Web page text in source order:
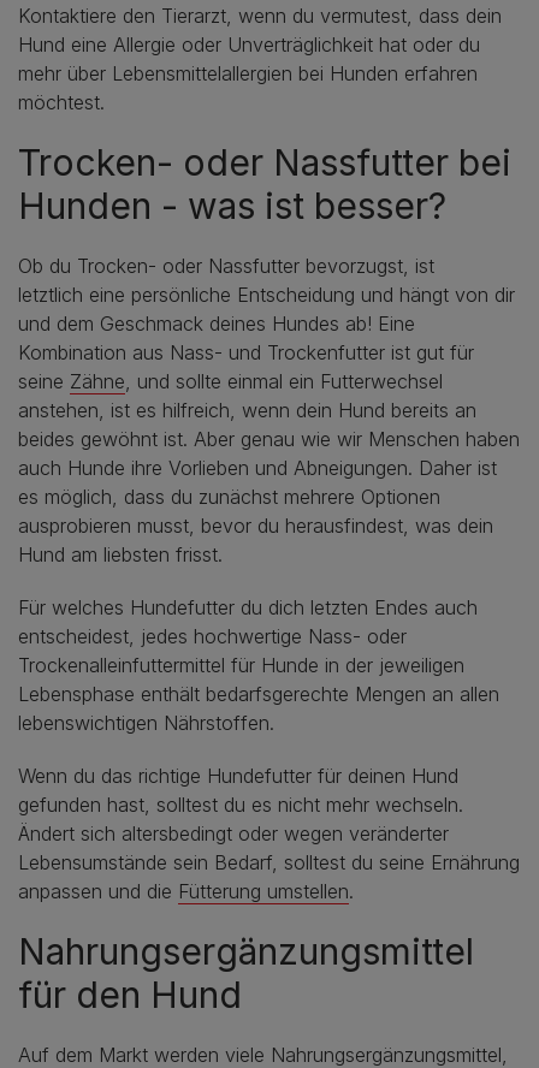
Kontaktiere den Tierarzt, wenn du vermutest, dass dein
Hund eine Allergie oder Unverträglichkeit hat oder du
mehr über Lebensmittelallergien bei Hunden erfahren
möchtest.
Trocken- oder Nassfutter bei
Hunden - was ist besser?
Ob du Trocken- oder Nassfutter bevorzugst, ist
letztlich eine persönliche Entscheidung und hängt von dir
und dem Geschmack deines Hundes ab! Eine
Kombination aus Nass- und Trockenfutter ist gut für
seine Zähne , und sollte einmal ein Futterwechsel
anstehen, ist es hilfreich, wenn dein Hund bereits an
beides gewöhnt ist. Aber genau wie wir Menschen haben
auch Hunde ihre Vorlieben und Abneigungen. Daher ist
es möglich, dass du zunächst mehrere Optionen
ausprobieren musst, bevor du herausfindest, was dein
Hund am liebsten frisst.
Für welches Hundefutter du dich letzten Endes auch
entscheidest, jedes hochwertige Nass- oder
Trockenalleinfuttermittel für Hunde in der jeweiligen
Lebensphase enthält bedarfsgerechte Mengen an allen
lebenswichtigen Nährstoffen.
Wenn du das richtige Hundefutter für deinen Hund
gefunden hast, solltest du es nicht mehr wechseln.
Ändert sich altersbedingt oder wegen veränderter
Lebensumstände sein Bedarf, solltest du seine Ernährung
anpassen und die Fütterung umstellen.
Nahrungsergänzungsmittel
für den Hund
Auf dem Markt werden viele Nahrungsergänzungsmittel,